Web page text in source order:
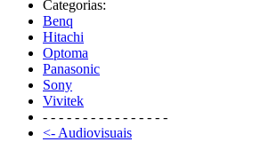
Categorias:
Benq
Hitachi
Optoma
Panasonic
Sony
Vivitek
- - - - - - - - - - - - - - - -
<- Audiovisuais